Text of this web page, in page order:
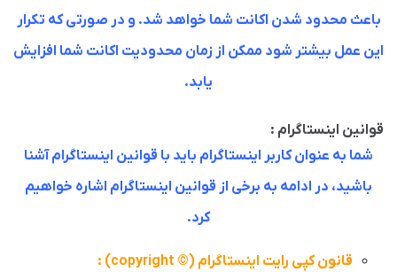
باعث محدود شدن اکانت شما خواهد شد. و در صورتی که تکرار
این عمل بیشتر شود ممکن از زمان محدودیت اکانت شما افزایش
یابد.
قوانین اینستاگرام :
شما به عنوان کاربر اینستاگرام باید با قوانین اینستاگرام آشنا
باشید، در ادامه به برخی از قوانین اینستاگرام اشاره خواهیم
کرد.
قانون کپی رایت اینستاگرام (© copyright) :